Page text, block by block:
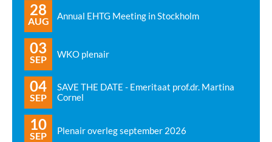
28
AUG Annual EHTG Meeting in Stockholm
03
SEP WKO plenair
04
SEP
SAVE THE DATE - Emeritaat prof.dr. Martina
Cornel
10
SEP Plenair overleg september 2026